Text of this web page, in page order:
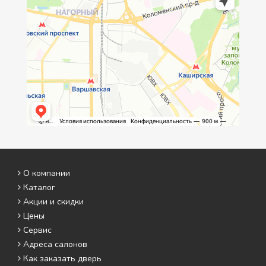
О компании
Каталог
Акции и скидки
Цены
Сервис
Адреса салонов
Как заказать дверь